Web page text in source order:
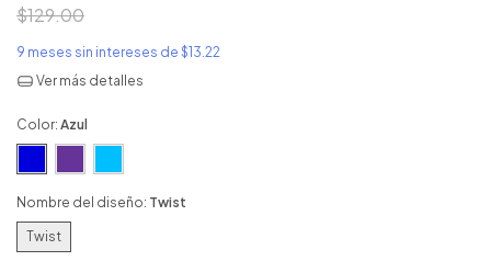
$129.00
9 meses sin intereses de $13.22
Ver más detalles
Color: Azul
Nombre del diseño: Twist
Twist